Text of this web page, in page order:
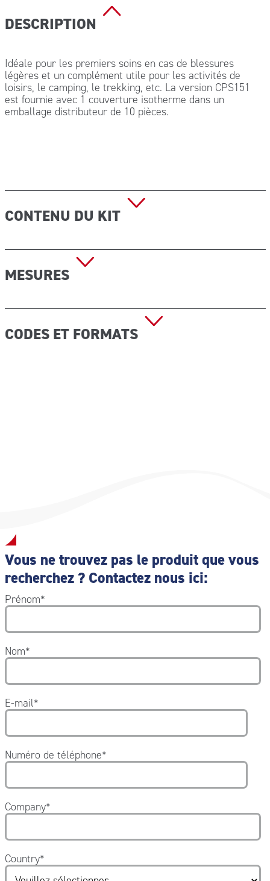
DESCRIPTION
Idéale pour les premiers soins en cas de blessures
légères et un complément utile pour les activités de
loisirs, le camping, le trekking, etc. La version CPS151
est fournie avec 1 couverture isotherme dans un
emballage distributeur de 10 pièces.
CONTENU DU KIT
1 pansement adhésif 10×6 cm ; 5 pansements
médicamenteux 7×2 cm ; 3 lingettes désinfectantes ; 2
compresses de gaze stérile 18×40 cm ; 1 paire de ciseaux
MESURES
Dimensions (L x P x H) : 128x95x45 mm Poids : 0,15 kg
Poids à vide : 0,07 kg
CODES ET FORMATS
Vous ne trouvez pas le produit que vous
recherchez ? Contactez nous ici:
Prénom*
Nom*
E-mail*
Numéro de téléphone*
Company*
Country*